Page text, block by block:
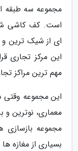
مجموعه سه طبقه
است. کف کاشی
ای از شیک ترین
مهم ترین مراکز
معماری، نوترین و
مجموعه
بسیاری از